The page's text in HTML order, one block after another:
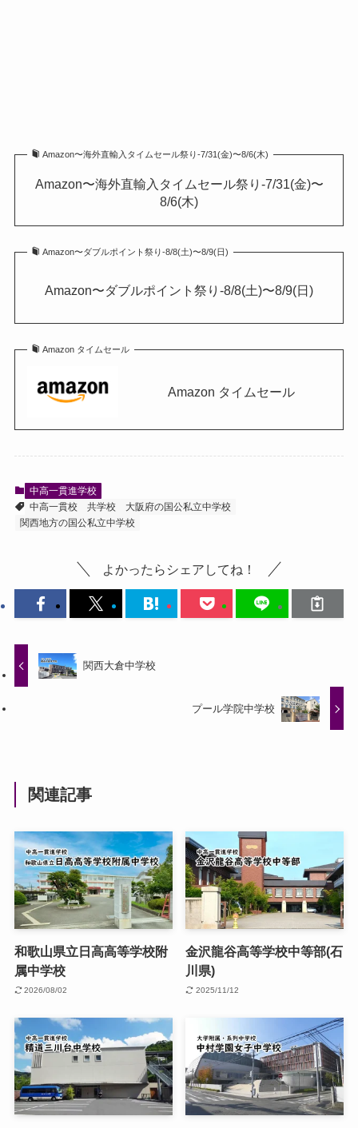
Amazon〜海外直輸入タイムセール祭り-7/31(金)〜8/6(木)
Amazon〜海外直輸入タイムセール祭り-7/31(金)〜
8/6(木)
Amazon〜ダブルポイント祭り-8/8(土)〜8/9(日)
Amazon〜ダブルポイント祭り-8/8(土)〜8/9(日)
Amazon タイムセール
Amazon タイムセール
中高一貫進学校
中高一貫校
共学校
大阪府の国公私立中学校
関西地方の国公私立中学校
よかったらシェアしてね！
関西大倉中学校
プール学院中学校
関連記事
和歌山県立日高高等学校附
属中学校
2026/08/02
金沢龍谷高等学校中等部(石
川県)
2025/11/12